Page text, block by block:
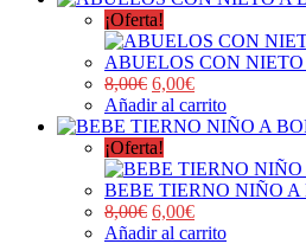
¡Oferta!
ABUELOS CON
8,00€ 6,00€
Añadir al carrito
¡Oferta!
BEBE TIERNO NIÑO A
8,00€ 6,00€
Añadir al carrito